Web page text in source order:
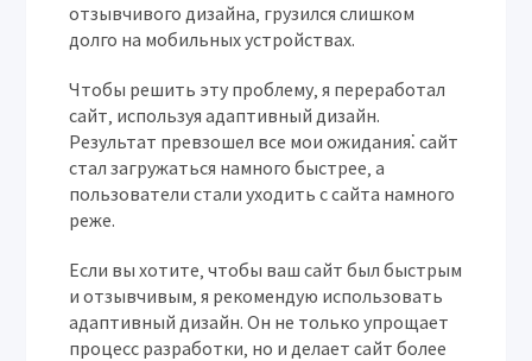
отзывчивого дизайна‚ грузился слишком
долго на мобильных устройствах.
Чтобы решить эту проблему‚ я переработал
сайт‚ используя адаптивный дизайн.
Результат превзошел все мои ожидания⁚ сайт
стал загружаться намного быстрее‚ а
пользователи стали уходить с сайта намного
реже.
Если вы хотите‚ чтобы ваш сайт был быстрым
и отзывчивым‚ я рекомендую использовать
адаптивный дизайн. Он не только упрощает
процесс разработки‚ но и делает сайт более